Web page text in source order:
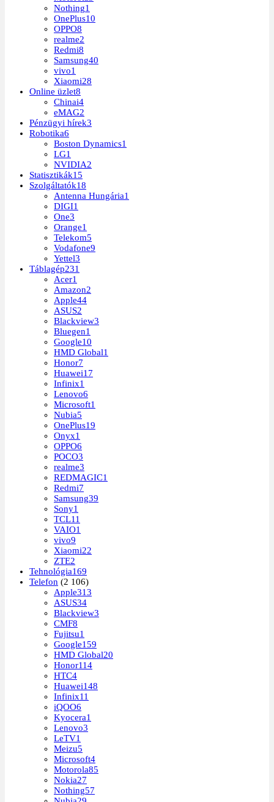
Nothing1
OnePlus10
OPPO8
realme2
Redmi8
Samsung40
vivo1
Xiaomi28
Online üzlet8
Chinai4
eMAG2
Pénzügyi hírek3
Robotika6
Boston Dynamics1
LG1
NVIDIA2
Statisztikák15
Szolgáltatók18
Antenna Hungária1
DIGI1
One3
Orange1
Telekom5
Vodafone9
Yettel3
Táblagép231
Acer1
Amazon2
Apple44
ASUS2
Blackview3
Bluegen1
Google10
HMD Global1
Honor7
Huawei17
Infinix1
Lenovo6
Microsoft1
Nubia5
OnePlus19
Onyx1
OPPO6
POCO3
realme3
REDMAGIC1
Redmi7
Samsung39
Sony1
TCL11
VAIO1
vivo9
Xiaomi22
ZTE2
Tehnológia169
Telefon (2 106)
Apple313
ASUS34
Blackview3
CMF8
Fujitsu1
Google159
HMD Global20
Honor114
HTC4
Huawei148
Infinix11
iQOO6
Kyocera1
Lenovo3
LeTV1
Meizu5
Microsoft4
Motorola85
Nokia27
Nothing57